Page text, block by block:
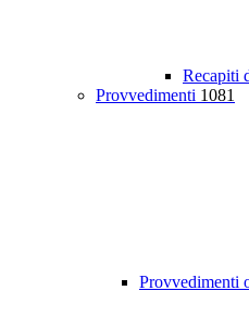
Recapiti
Provvedimenti 1081
Provvedimenti